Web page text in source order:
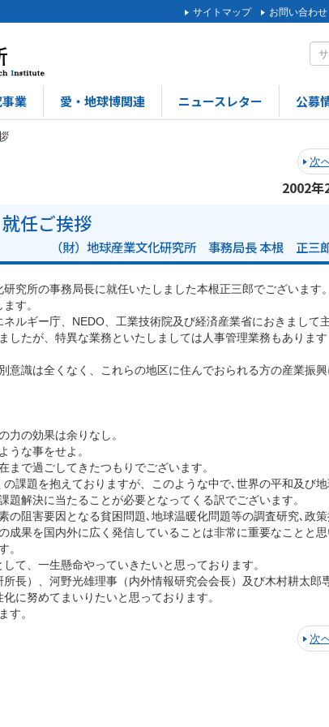
サイトマップ お問い合わせ
業 愛・地球博関連 ニュースレター 公募
次
2002年
就任ご挨拶
（財）地球産業文化研究所 事務局長 本根 正三
究所の事務局長に就任いたしました本根正三郎でございます
す。
ルギー庁、NEDO、工業技術院及び経済産業省におきまして
したが、特異な業務といたしましては人事管理業務もあります
識は全くなく、これらの地区に住んでおられる方の産業振興
の効果は余りなし。
な事をせよ。
で過ごしてきたつもりでございます。
課題を抱えておりますが、このような中で､世界の平和及び
解決に当たることが必要となってくる訳でございます。
阻害要因となる貧困問題､地球温暖化問題等の調査研究､政策
成果を国内外に広く発信していることは非常に重要なことと
。
て、一生懸命やっていきたいと思っております。
長）、河野光雄理事（内外情報研究会会長）及び木村耕太郎
に努めてまいりたいと思っております。
す。
次